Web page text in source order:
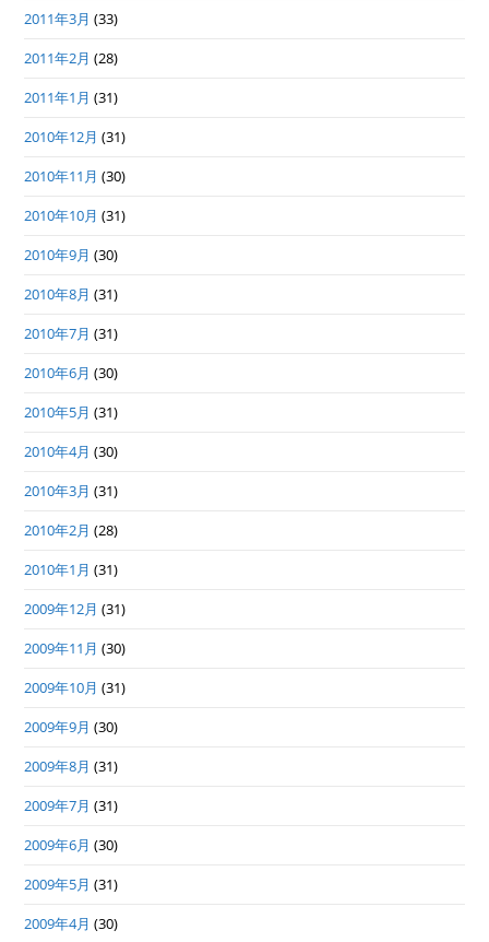
2011年3月 (33)
2011年2月 (28)
2011年1月 (31)
2010年12月 (31)
2010年11月 (30)
2010年10月 (31)
2010年9月 (30)
2010年8月 (31)
2010年7月 (31)
2010年6月 (30)
2010年5月 (31)
2010年4月 (30)
2010年3月 (31)
2010年2月 (28)
2010年1月 (31)
2009年12月 (31)
2009年11月 (30)
2009年10月 (31)
2009年9月 (30)
2009年8月 (31)
2009年7月 (31)
2009年6月 (30)
2009年5月 (31)
2009年4月 (30)